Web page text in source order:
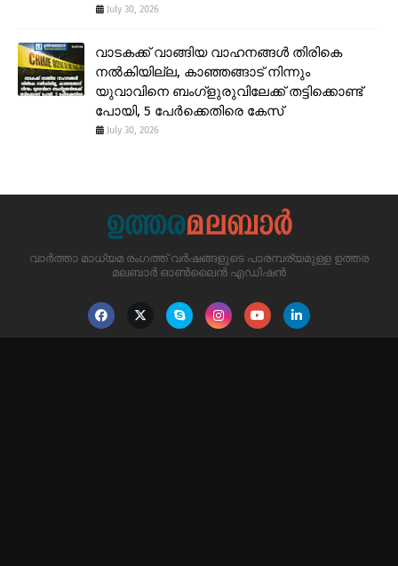
July 30, 2026
വാടകക്ക് വാങ്ങിയ വാഹനങ്ങൾ തിരികെ
നൽകിയില്ല, കാഞ്ഞങ്ങാട് നിന്നും
യുവാവിനെ ബംഗ്ളുരുവിലേക്ക് തട്ടിക്കൊണ്ട്
പോയി, 5 പേർക്കെതിരെ കേസ്
July 30, 2026
വാർത്താ മാധ്യമ രംഗത്ത് വർഷങ്ങളുടെ പാരമ്പര്യമുള്ള ഉത്തര
മലബാർ ഓൺലൈൻ എഡിഷൻ